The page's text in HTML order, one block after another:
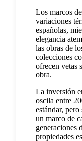
Los marcos
variaciones
españolas,
elegancia
las obras de
colecciones
ofrecen vetas
obra.
La inversión
oscila entre
estándar,
un marco de
generaciones
propiedades